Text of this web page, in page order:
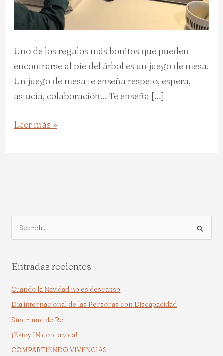
Uno de los regalos más bonitos que pueden
encontrarse al pie del árbol es un juego de mesa.
Un juego de mesa te enseña respeto, espera,
astucia, colaboración… Te enseña […]
Leer más »
c
o
r
:
Entradas recientes
Cuando la Navidad no es descanso
Día internacional de las Personas con Discapacidad
Síndrome de Rett
¡Estoy IN con la vida!
COMPARTIENDO VIVENCIAS